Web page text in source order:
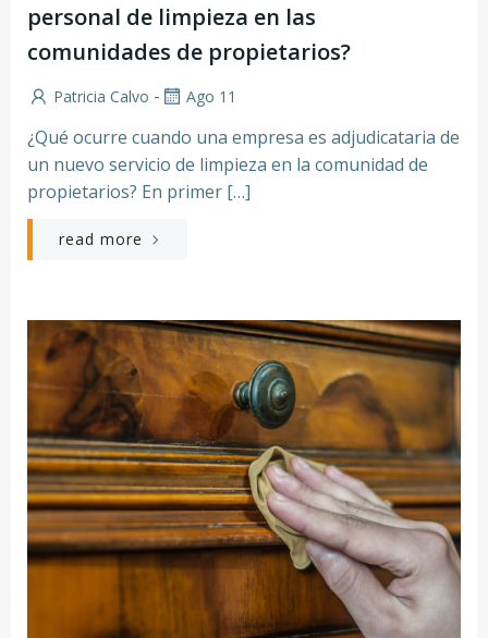
personal de limpieza en las
comunidades de propietarios?
Patricia Calvo - Ago 11
¿Qué ocurre cuando una empresa es adjudicataria de
un nuevo servicio de limpieza en la comunidad de
propietarios? En primer […]
read more